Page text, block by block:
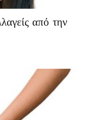
από την